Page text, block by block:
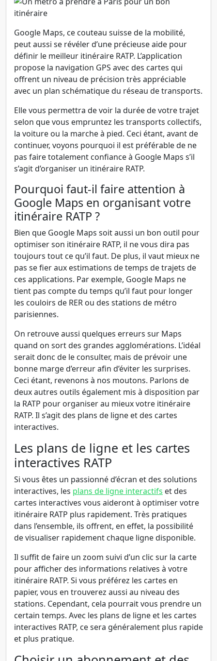
Google Maps, ce couteau suisse de la mobilité,
peut aussi se révéler d’une précieuse aide pour
définir le meilleur itinéraire RATP. L’application
propose la navigation GPS avec des cartes qui
offrent un niveau de précision très appréciable
avec un plan schématique du réseau de transports.
Elle vous permettra de voir la durée de votre trajet
selon que vous empruntez les transports collectifs,
la voiture ou la marche à pied. Ceci étant, avant de
continuer, voyons pourquoi il est préférable de ne
pas faire totalement confiance à Google Maps s’il
s’agit d’organiser un itinéraire RATP.
Pourquoi faut-il faire attention à
Google Maps en organisant votre
itinéraire RATP ?
Bien que Google Maps soit aussi un bon outil pour
optimiser son itinéraire RATP, il ne vous dira pas
toujours tout ce qu’il faut. De plus, il vaut mieux ne
pas se fier aux estimations de temps de trajets de
ces applications. Par exemple, Google Maps ne
tient pas compte du temps qu’il faut pour longer
les couloirs de RER ou des stations de métro
parisiennes.
On retrouve aussi quelques erreurs sur Maps
quand on sort des grandes agglomérations. L’idéal
serait donc de le consulter, mais de prévoir une
bonne marge d’erreur afin d’éviter les surprises.
Ceci étant, revenons à nos moutons. Parlons de
deux autres outils également mis à disposition par
la RATP pour organiser au mieux votre itinéraire
RATP. Il s’agit des plans de ligne et des cartes
interactives.
Les plans de ligne et les cartes
interactives RATP
Si vous êtes un passionné d’écran et des solutions
interactives, les plans de ligne interactifs et des
cartes interactives vous aideront à optimiser votre
itinéraire RATP plus rapidement. Très pratiques
dans l’ensemble, ils offrent, en effet, la possibilité
de visualiser rapidement chaque ligne disponible.
Il suffit de faire un zoom suivi d’un clic sur la carte
pour afficher des informations relatives à votre
itinéraire RATP. Si vous préférez les cartes en
papier, vous en trouverez aussi au niveau des
stations. Cependant, cela pourrait vous prendre un
certain temps. Avec les plans de ligne et les cartes
interactives RATP, ce sera généralement plus rapide
et plus pratique.